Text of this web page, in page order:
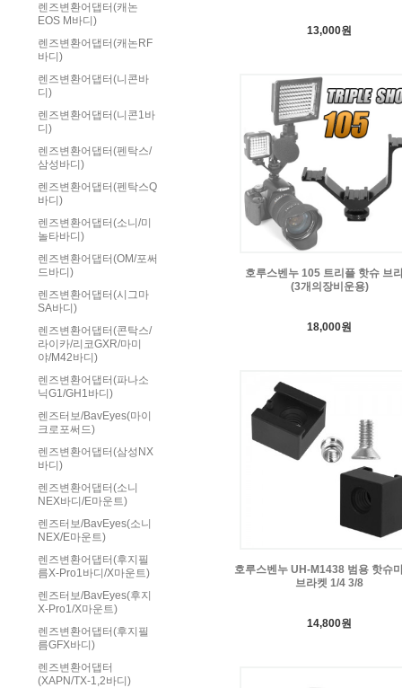
렌즈변환어댑터(캐논
EOS M바디)
렌즈변환어댑터(캐논RF
바디)
렌즈변환어댑터(니콘바
디)
렌즈변환어댑터(니콘1바
디)
렌즈변환어댑터(펜탁스/
삼성바디)
렌즈변환어댑터(펜탁스Q
바디)
렌즈변환어댑터(소니/미
놀타바디)
렌즈변환어댑터(OM/포써
드바디)
렌즈변환어댑터(시그마
SA바디)
렌즈변환어댑터(콘탁스/
라이카/리코GXR/마미
야/M42바디)
렌즈변환어댑터(파나소
닉G1/GH1바디)
렌즈터보/BavEyes(마이
크로포써드)
렌즈변환어댑터(삼성NX
바디)
렌즈변환어댑터(소니
NEX바디/E마운트)
렌즈터보/BavEyes(소니
NEX/E마운트)
렌즈변환어댑터(후지필
름X-Pro1바디/X마운트)
렌즈터보/BavEyes(후지
X-Pro1/X마운트)
렌즈변환어댑터(후지필
름GFX바디)
렌즈변환어댑터
(XAPN/TX-1,2바디)
13,000원
호루스벤누 105 트리플 핫슈 브
(3개의장비운용)
18,000원
호루스벤누 UH-M1438 범용 핫슈
브라켓 1/4 3/8
14,800원